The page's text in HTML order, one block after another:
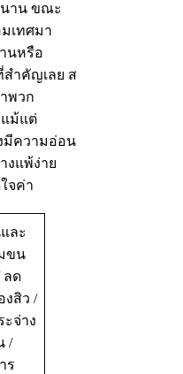
นาน ขณะ
เทศมา
นหรือ
สำคัญเลย ส
พวก
ม้แต่
มีความอ่อน
งแพ้ง่าย
จค่า
ละ
ขน
ลด
งสิว /
จ่าง
/
ร